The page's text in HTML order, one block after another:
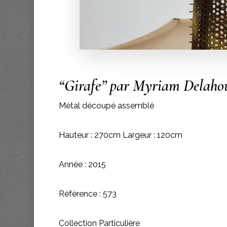
“Girafe” par Myriam
Métal découpé assemblé
Hauteur : 270cm Largeur : 120cm
Année : 2015
Référence : 573
Collection Particulière